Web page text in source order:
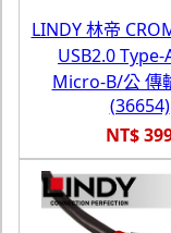
LINDY 林帝
USB2.0
Micro-B/公 傳
(36654)
NT$